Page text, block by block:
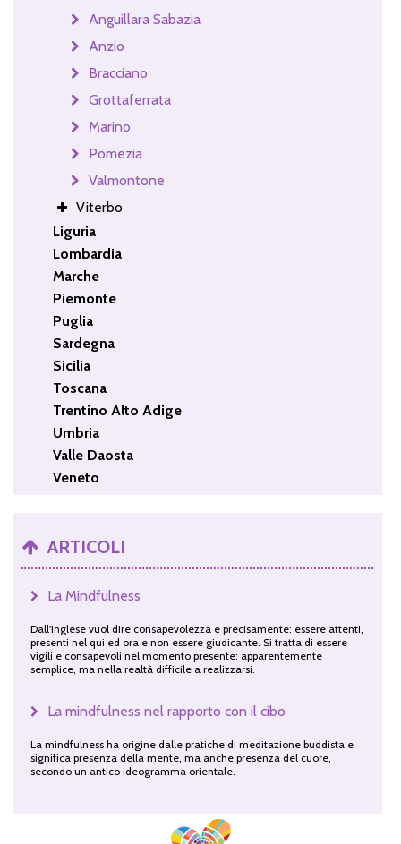
Anguillara Sabazia
Anzio
Bracciano
Grottaferrata
Marino
Pomezia
Valmontone
Viterbo
Liguria
Lombardia
Marche
Piemonte
Puglia
Sardegna
Sicilia
Toscana
Trentino Alto Adige
Umbria
Valle Daosta
Veneto
ARTICOLI
La Mindfulness
Dall'inglese vuol dire consapevolezza e precisamente: essere attenti,
presenti nel qui ed ora e non essere giudicante. Si tratta di essere
vigili e consapevoli nel momento presente: apparentemente
semplice, ma nella realtà difficile a realizzarsi.
La mindfulness nel rapporto con il cibo
La mindfulness ha origine dalle pratiche di meditazione buddista e
significa presenza della mente, ma anche presenza del cuore,
secondo un antico ideogramma orientale.